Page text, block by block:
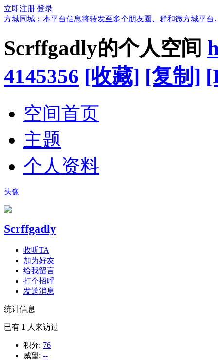
立即注册 登录
方城同城：本平台信息将转发至多个朋友圈、群和微方城平
Scrffgadly的个人空间
4145356 [收藏] [复制]
空间首页
主题
个人资料
头像
Scrffgadly
收听TA
加为好友
给我留言
打个招呼
发送消息
统计信息
已有 1 人来访过
积分: 76
威望: --